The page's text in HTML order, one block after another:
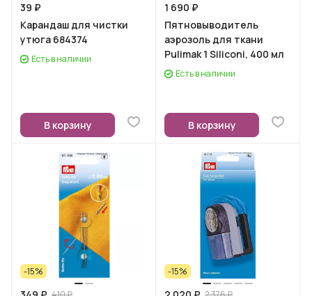
39 ₽
Карандаш для чистки
утюга 684374
Есть в наличии
В корзину
1 690 ₽
Пятновыводитель
аэрозоль для ткани
Pulimak 1 Siliconi, 400 мл
Есть в наличии
В корзину
-15% -15%